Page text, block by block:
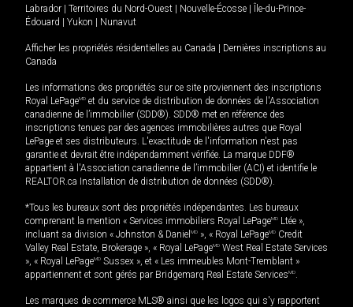
Labrador
Territoires du Nord-Ouest Nouvelle-Écosse
Île-du-Prince-
Édouard
Yukon Nunavut
Afficher les propriétés résidentielles au Canada
Dernières inscriptions au
Canada
Les informations des propriétés sur ce site proviennent des inscriptions
Royal LePageMD et du service de distribution de données de l'Association
canadienne de l’immobilier (SDD®). SDD® met en référence des
inscriptions tenues par des agences immobilières autres que Royal
LePage et ses distributeurs. L'exactitude de l'information n'est pas
garantie et devrait être indépendamment vérifiée. La marque DDF®
appartient à l'Association canadienne de l’immobilier (ACI) et identifie le
REALTOR.ca Installation de distribution de données (SDD®).
*Tous les bureaux sont des propriétés indépendantes. Les bureaux
comprenant la mention « Services immobiliers Royal LePageMD Ltée »,
incluant sa division « Johnston & Daniel MD », « Royal LePageMD Credit
Valley Real Estate, Brokerage », « Royal LePageMD West Real Estate Services
», « Royal LePageMD Sussex », et « Les immeubles Mont-Tremblant »
appartiennent et sont gérés par Bridgemarq Real Estate ServicesMD.
Les marques de commerce MLS® ainsi que les logos qui s'y rapportent